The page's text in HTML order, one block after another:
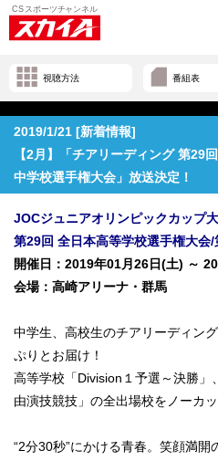
視聴方法 番組表
2019/1/21 [新着情報]
【2月】「チアリーディング 第29
中学校選手権大会」放送決定！
JOCジュニアオリンピックカップ
第29回 全日本高等学校選手権大会
開催日：2019年01月26日(土) ～
会場：高崎アリーナ・群馬
中学生、高校生のチアリーディン
ぷりとお届け！
高等学校「Division１予選～決勝」
由演技競技」の全出場校をノーカ
“2分30秒”にかける青春。笑顔満開